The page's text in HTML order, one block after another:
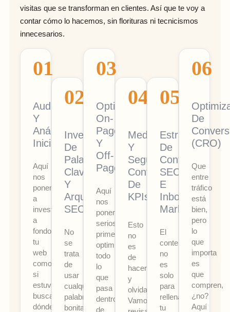
visitas que se transforman en clientes. Así que te voy a
contar cómo lo hacemos, sin florituras ni tecnicismos
innecesarios.
Auditoría
Y
Análisis
Inicial
Aquí
nos
ponemos
a
investigar
a
fondo
tu
web
como
si
estuviéramos
buscando
dónde
Investigación
De
Palabras
Clave
Y
Arquitectura
SEO
No
se
trata
de
usar
cualquier
palabra
bonita
Optimización
On-
Page
Y
Off-
Page
Aquí
nos
ponemos
serios:
primero,
optimizamos
todo
lo
que
pasa
dentro
de
Medición
Y
Seguimiento
Continuo
De
KPIs
Esto
no
es
de
hacer
y
olvidar.
Vamos
Estrategia
De
Contenido
SEO
E
Inbound
Marketing
El
contenido
no
es
solo
para
rellenar
tu
De
(CRO)
Que
entre
tráfico
está
bien,
pero
lo
que
importa
es
que
compren,
¿no?
Aquí